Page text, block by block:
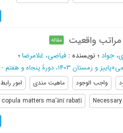
واقعیت‏ مقاله
جواد؛ نویسنده : فیاضی، غلامرضا؛
»پاییز و زمستان 1403، دورۀ پنجاه و هفتم - شماره 2
واجب الوجود ماهیت مندی امور رابط
copula matters ma‘ānī rabaṭī